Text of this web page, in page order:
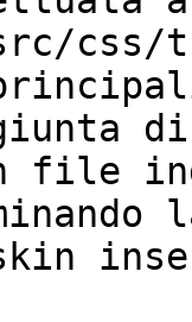
css/
file